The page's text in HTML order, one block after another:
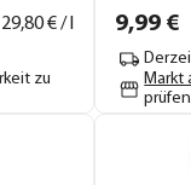
80€ / l
zu
9,99 €
Markt
prüfen